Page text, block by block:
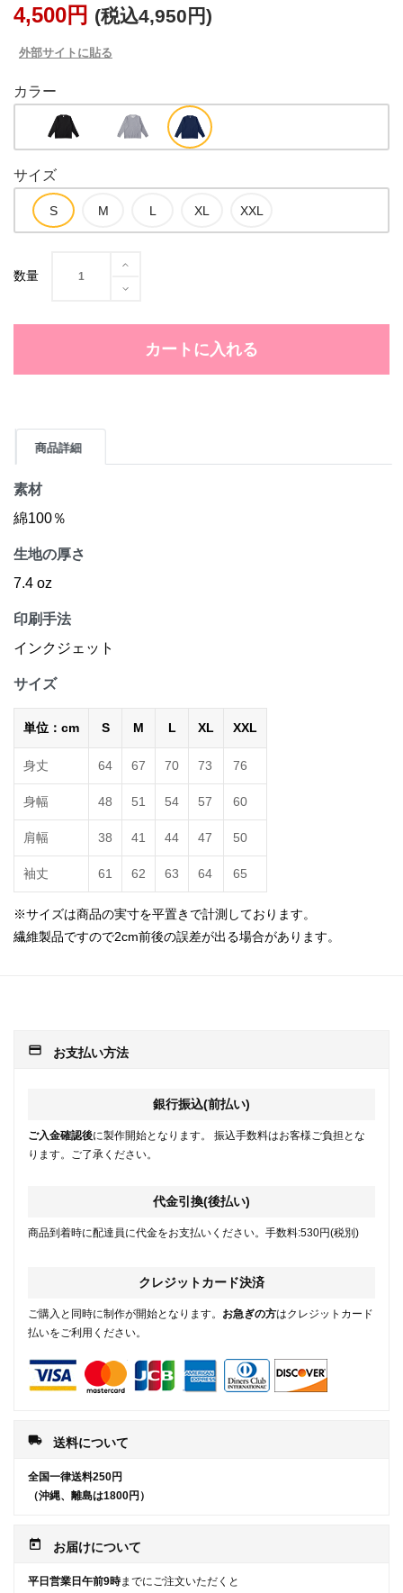
4,500円 (税込4,950円)
外部サイトに貼る
カラー
サイズ
数量
カートに入れる
商品詳細
素材
綿100％
生地の厚さ
7.4 oz
印刷手法
インクジェット
サイズ
単位：cm S M L XL XXL
身丈 64 67 70 73 76
身幅 48 51 54 57 60
肩幅 38 41 44 47 50
袖丈 61 62 63 64 65
※サイズは商品の実寸を平置きで計測しております。
繊維製品ですので2cm前後の誤差が出る場合があります。
payment お支払い方法
銀行振込(前払い)
ご入金確認後に製作開始となります。 振込手数料はお客様ご負担とな
ります。ご了承ください。
代金引換(後払い)
商品到着時に配達員に代金をお支払いください。手数料:530円(税別)
クレジットカード決済
ご購入と同時に制作が開始となります。 お急ぎの方はクレジットカード
払いをご利用ください。
local_shipping 送料について
全国一律送料250円
（沖縄、離島は1800円）
today お届けについて
平日営業日午前9時までにご注文いただくと